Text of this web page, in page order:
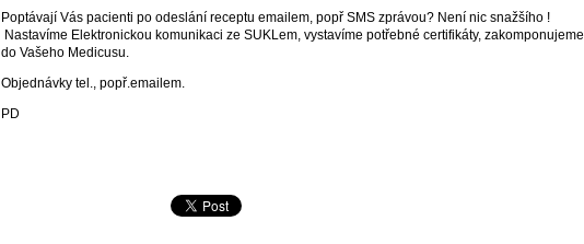
Poptávají Vás pacienti po odeslání receptu emailem, popř SMS zprávou? Není nic snažšího !
Nastavíme Elektronickou komunikaci ze SUKLem, vystavíme potřebné certifikáty, zakomponujeme
do Vašeho Medicusu.
Objednávky tel., popř.emailem.
PD